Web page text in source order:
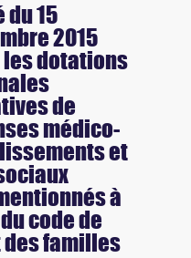
du 15
2015
dotations
de
médico-
et
à
code de
familles